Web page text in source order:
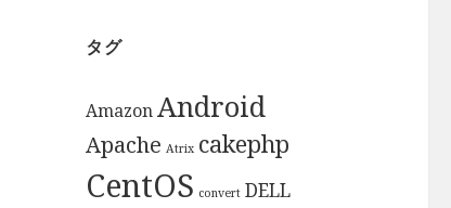
タグ
AmazonAndroid
Apache Atrix cakephp
CentOS convert DELL